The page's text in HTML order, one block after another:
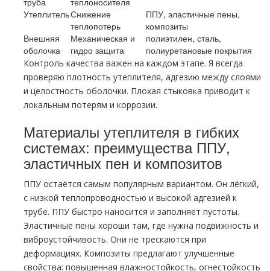
УтеплительСнижение
теплопотерь
ППУ, эластичные пены,
композиты
Внешняя
оболочка
Механическая и
гидро защита
полиэтилен, сталь,
полиуретановые покрытия
Контроль качества важен на каждом этапе. Я всегда
проверяю плотность утеплителя, адгезию между слоями
и целостность оболочки. Плохая стыковка приводит к
локальным потерям и коррозии.
Материалы утеплителя в гибких
системах: преимущества ППУ,
эластичных пен и композитов
ППУ остаётся самым популярным вариантом. Он лёгкий,
с низкой теплопроводностью и высокой адгезией к
трубе. ППУ быстро наносится и заполняет пустоты.
Эластичные пены хороши там, где нужна подвижность и
виброустойчивость. Они не трескаются при
деформациях. Композиты предлагают улучшенные
свойства: повышенная влажностойкость, огнестойкость